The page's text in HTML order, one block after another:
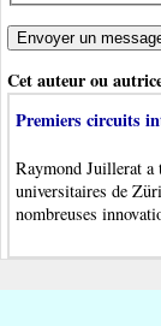
Cet auteur ou
Premiers circuits
Raymond Juillerat a
universitaires de
nombreuses